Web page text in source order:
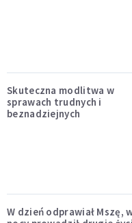
Skuteczna modlitwa w
sprawach trudnych i
beznadziejnych
W dzień odprawiał Mszę,